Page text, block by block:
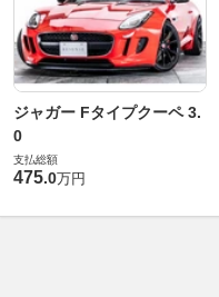
ジャガー Fタイプクーペ 3.
0
支払総額
475.0万円